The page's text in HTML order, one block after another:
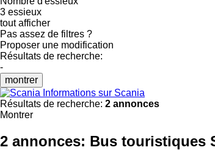
3 essieux
tout afficher
Pas assez de filtres ?
Proposer une modification
Résultats de recherche:
-
montrer
Informations sur Scania
Résultats de recherche: 2 annonces
Montrer
2 annonces: Bus touristiques